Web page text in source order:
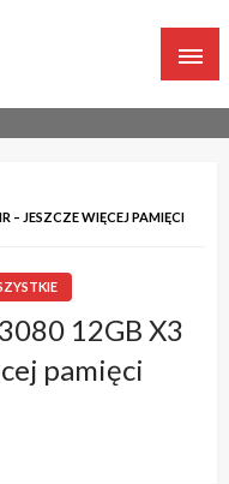
– JESZCZE WIĘCEJ PAMIĘCI
12GB X3
pamięci